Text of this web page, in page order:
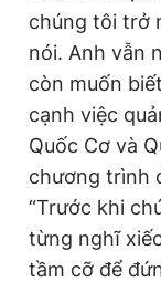
chúng tôi trở
nói. Anh vẫn
còn muốn
cạnh việc
Quốc Cơ và
chương trình
“Trước khi
từng nghĩ
tầm cỡ để